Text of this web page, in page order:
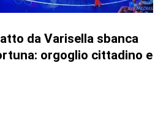
da Varisella sbanca
orgoglio cittadino e